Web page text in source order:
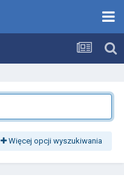
Więcej opcji wyszukiwania